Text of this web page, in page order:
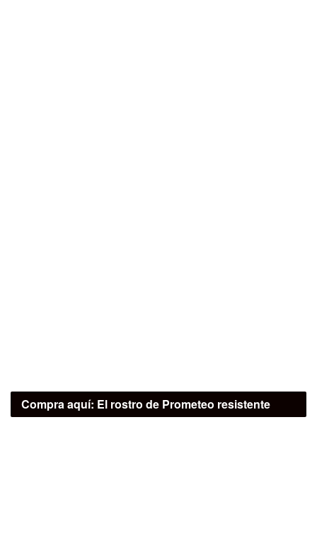
Compra aquí: El rostro de Prometeo resistente